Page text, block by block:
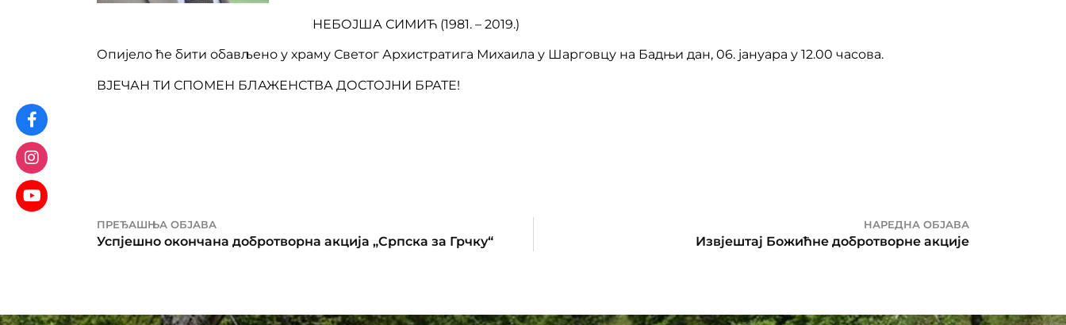
НЕБОЈША СИМИЋ (1981. – 2019.)
Опијело ће бити обављено у храму Светог Архистратига Михаила у Шарговцу на Бадњи дан, 06. јануара у 12.00 часова.
ВЈЕЧАН ТИ СПОМЕН БЛАЖЕНСТВА ДОСТОЈНИ БРАТЕ!
ПРЕЂАШЊА ОБЈАВА
Успјешно окончана добротворна акција „Српска за Грчку“
НАРЕДНА ОБЈАВА
Извјештај Божићне добротворне акције